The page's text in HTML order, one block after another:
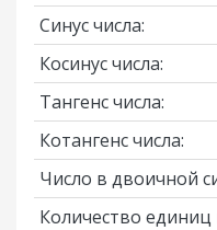
Синус числа:
Косинус числа:
Тангенс числа:
Котангенс числа:
Число в двоичной
Количество